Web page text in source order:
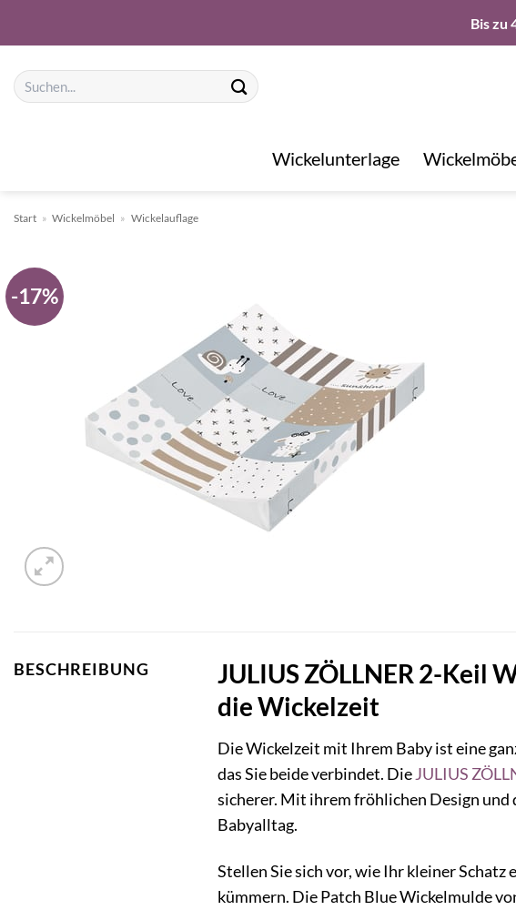
Bis zu
Suchen
nach:
Wickelunterlage
Start » Wickelmöbel » Wickelauflage
-17%
BESCHREIBUNG
JULIUS ZÖLLNER 2-Keil
die Wickelzeit
Die Wickelzeit mit Ihrem Baby ist eine
das Sie beide verbindet. DieJULIUS
sicherer. Mit ihrem fröhlichen Design
Babyalltag.
Stellen Sie sich vor, wie Ihr kleiner
kümmern. Die Patch Blue Wickelmulde